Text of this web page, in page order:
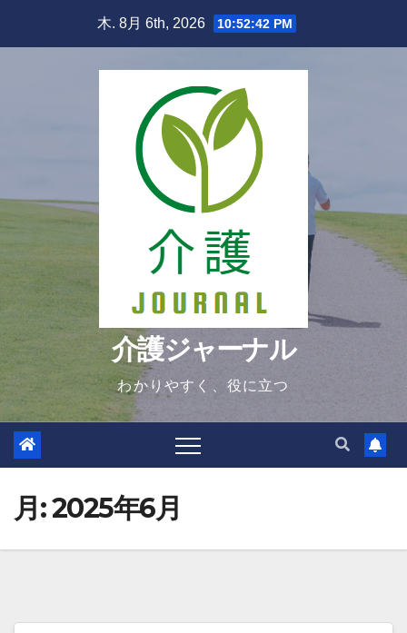
木. 8月 6th, 2026 10:52:44 PM
介護ジャーナル
わかりやすく、役に立つ
月:2025年6月